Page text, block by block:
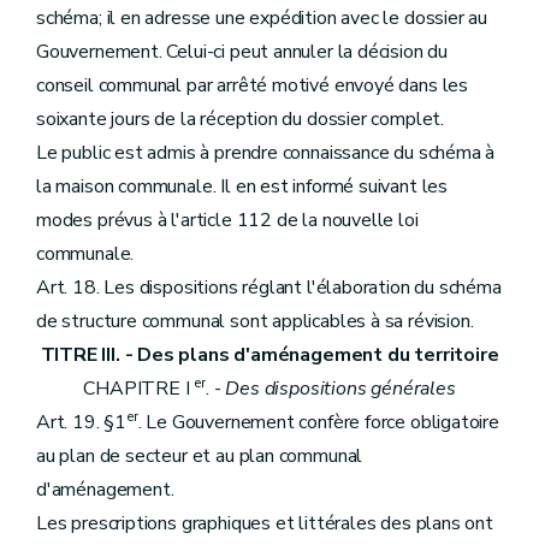
schéma; il en adresse une expédition avec le dossier au
Gouvernement. Celui-ci peut annuler la décision du
conseil communal par arrêté motivé envoyé dans les
soixante jours de la réception du dossier complet.
Le public est admis à prendre connaissance du schéma à
la maison communale. Il en est informé suivant les
modes prévus à l'article 112 de la nouvelle loi
communale.
Art. 18. Les dispositions réglant l'élaboration du schéma
de structure communal sont applicables à sa révision.
TITRE III. - Des plans d'aménagement du territoire
CHAPITRE I er. -Des dispositions générales
Art. 19. §1er. Le Gouvernement confère force obligatoire
au plan de secteur et au plan communal
d'aménagement.
Les prescriptions graphiques et littérales des plans ont